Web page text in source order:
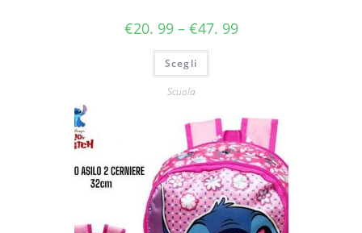
€20. 99– €47. 99
Scegli
Scuola